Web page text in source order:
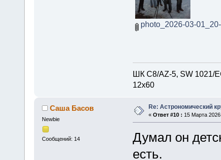
photo_2026-03-
ШК С8/AZ-5, SW 1021/
12х60
Саша Басов
Newbie
Сообщений: 14
Re: Астрономический
« Ответ #10 : 15 Марта
Думал он
есть.